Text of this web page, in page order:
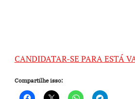
CANDIDATAR-SE PARA ESTÁ
Compartilhe isso: